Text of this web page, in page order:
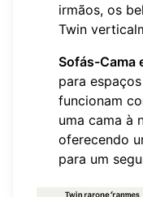
irmãos, os
Twin
Sofás-Cama
para
funcionam
uma cama à
oferecendo
para um